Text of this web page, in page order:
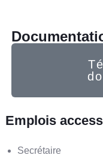
Emplois
Secrétaire